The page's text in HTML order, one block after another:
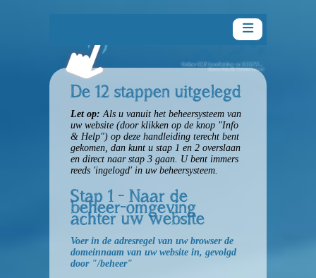
De 12 stappen uitgelegd
Let op: Als u vanuit het beheersysteem van
uw website (door klikken op de knop "Info
& Help") op deze handleiding terecht bent
gekomen, dan kunt u stap 1 en 2 overslaan
en direct naar stap 3 gaan. U bent immers
reeds 'ingelogd' in uw beheersysteem.
Stap 1 - Naar de
beheer-omgeving
achter uw website
Voer in de adresregel van uw browser de
domeinnaam van uw website in, gevolgd
door "/beheer"
Handleiding
Inleiding
Aan de slag
Snelle handleiding
De paragraaf-editor